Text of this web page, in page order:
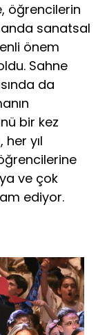
öğrencilerin
sanatsal
önem
Sahne
da
bir kez
yıl
ve çok
ediyor.